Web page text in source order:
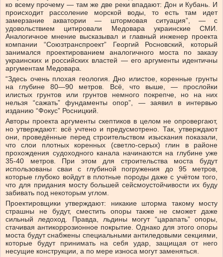
ко всему прочему — там же две реки впадают: Дон и Кубань. И
происходит рассоление морской воды, то есть там идет
замерзание акватории — штормовая ситуация”, — с
удовольствием цитировали Медовара украинские СМИ.
Аналогичное мнение высказывал и главный инженер проекта
компании “Союзтранспроект” Георгий Росновский, который
занимался проектированием аналогичного моста по заказу
украинских и российских властей — его аргументы идентичны
аргументам Медовара.
“Здесь очень плохая геология. Дно илистое, коренные грунты
на глубине 80—90 метров. Всё, что выше, — прослойки
илистых грунтов или грунтов немного покрепче, но на них
нельзя “сажать” фундаменты опор”, — заявил в интервью
изданию “Фокус” Росницкий.
Авторы проекта аргументы скептиков в целом не опровергают,
но утверждают: всё учтено и предусмотрено. Так, утверждают
они, проведённые перед строительством изыскания показали,
что слои плотных коренных (светло-серых) глин в районе
прохождения судоходного канала начинаются на глубине уже
35-40 метров. При этом для строительства моста будут
использованы сваи с глубиной погружения до 95 метров,
которые глубоко войдут в плотные породы даже с учётом того,
что для придания мосту большей сейсмоустойчивости их буду
забивать под некоторым углом.
Проектировщики утверждают: никакие шторма такому мосту
страшны не будут, сместить опоры также не сможет даже
сильный ледоход. Правда, льдины могут “царапать” опоры,
стачивая антикоррозионное покрытие. Однако для этого опоры
моста будут снабжены специальными антиледовыми секциями,
которые будут принимать на себя удар, защищая от него
несущие конструкции, а по мере износа могут заменяться.